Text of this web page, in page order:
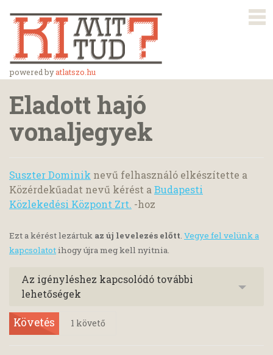
powered byatlatszo.hu
Eladott hajó
vonaljegyek
Suszter Dominik nevű felhasználó elkészítette a
Közérdekűadat nevű kérést a Budapesti
Közlekedési Központ Zrt. -hoz
Ezt a kérést lezártuk az új levelezés előtt. Vegye fel velünk a
kapcsolatotihogy újra meg kell nyitnia.
Az igényléshez kapcsolódó további
lehetőségek
Követés 1 követő